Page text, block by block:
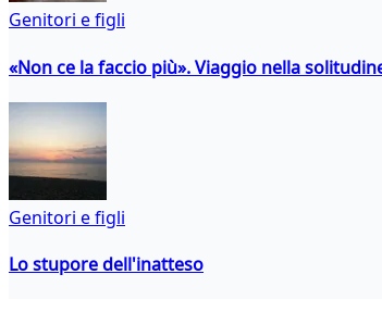
Genitori e figli
«Non ce la faccio più». Viaggio nella
Genitori e figli
Lo stupore dell'inatteso